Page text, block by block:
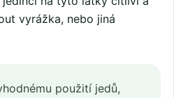
vyrážka, nebo jiná
použití jedů,